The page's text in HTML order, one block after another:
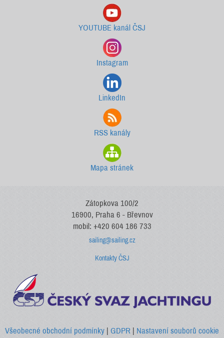
YOUTUBE kanál ČSJ
Instagram
LinkedIn
RSS kanály
Mapa stránek
Zátopkova 100/2
16900, Praha 6 - Břevnov
mobil: +420 604 186 733
sailing@sailing.cz
Kontakty ČSJ
Všeobecné obchodní podmínky |GDPR |Nastavení souborů cookie